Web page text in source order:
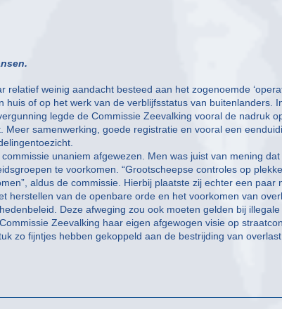
weinig aandacht besteed aan het zogenoemde
huis of op het werk van de verblijfsstatus van buitenlanders.
legde de Commissie Zeevalking vooral de nadruk
Meer samenwerking, goede registratie en vooral een
unaniem afgewezen. Men was juist van mening dat
te voorkomen. “Grootscheepse controles op
aldus de commissie. Hierbij plaatste zij echter een paar
herstellen van de openbare orde en het voorkomen van
Deze afweging zou ook moeten gelden bij illegale
Zeevalking haar eigen afgewogen visie op
zo fijntjes hebben gekoppeld aan de bestrijding van